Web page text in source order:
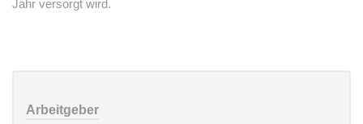
Jahr versorgt wird.
Arbeitgeber